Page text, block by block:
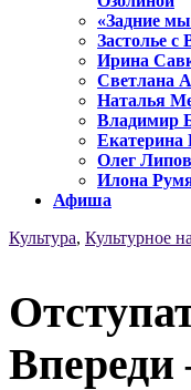
«Задние
Застолье
Ирина
Светлана
Наталья
Владимир
Екатерина
Олег
Илона
Афиша
Культура, Культурное